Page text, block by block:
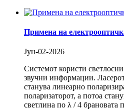
Примена на
Јун-02-2026
Системот користи
звучни информации.
станува линеарно
поларизаторот, а потоа
светлина по λ / 4 брановата